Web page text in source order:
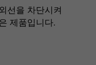
선을 차단시켜
제품입니다.